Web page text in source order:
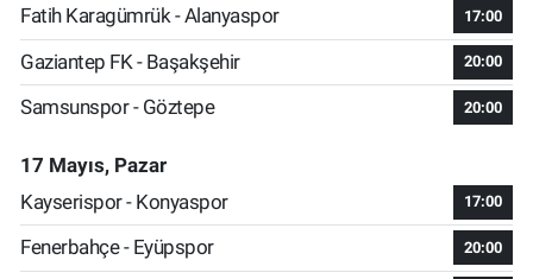
Fatih Karagümrük - Alanyaspor
17:00
Gaziantep FK - Başakşehir 20:00
Samsunspor - Göztepe 20:00
17 Mayıs, Pazar
Kayserispor - Konyaspor
17:00
Fenerbahçe - Eyüpspor 20:00